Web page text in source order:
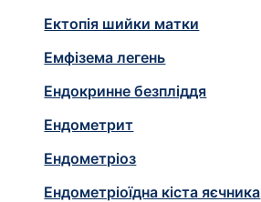
Ектопія шийки матки
Емфізема легень
Ендокринне безпліддя
Ендометрит
Ендометріоз
Ендометріоїдна кіста яєчника